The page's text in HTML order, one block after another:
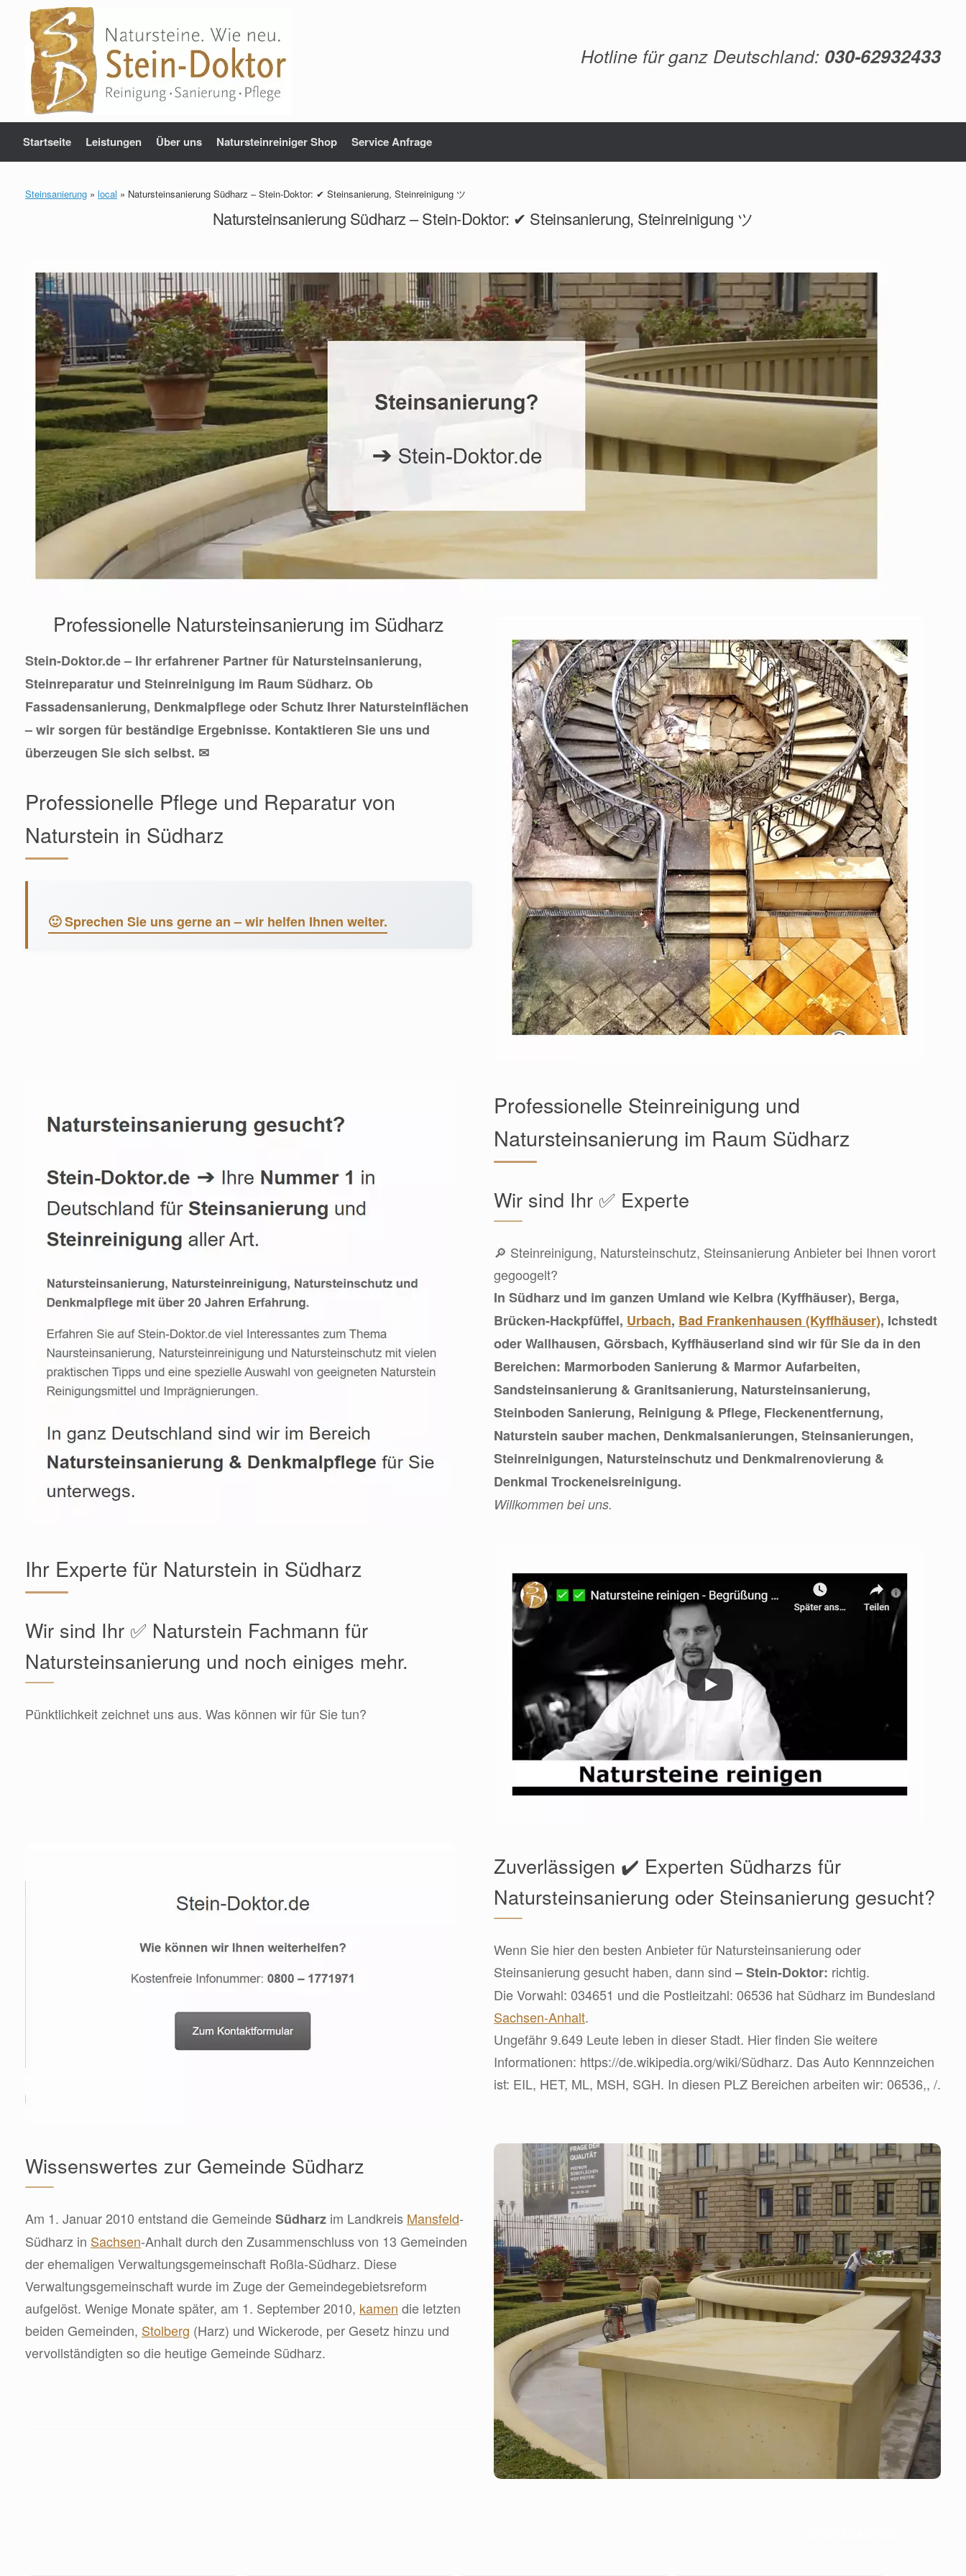
springen
Hotline für ganz Deutschland: 030-62932433
Startseite Leistungen Über uns Natursteinreiniger Shop Service Anfrage
Steinsanierung » local » Natursteinsanierung Südharz – Stein-Doktor: ✔ Steinsanierung, Steinreinigung ツ
Natursteinsanierung Südharz – Stein-Doktor: ✔ Steinsanierung, Steinreinigung ツ
Professionelle Natursteinsanierung im Südharz
Stein-Doktor.de – Ihr erfahrener Partner für Natursteinsanierung,
Steinreparatur und Steinreinigung im Raum Südharz. Ob
Fassadensanierung, Denkmalpflege oder Schutz Ihrer Natursteinflächen
– wir sorgen für beständige Ergebnisse. Kontaktieren Sie uns und
überzeugen Sie sich selbst. ✉
Professionelle Pflege und Reparatur von
Naturstein in Südharz
🙂 Sprechen Sie uns gerne an – wir helfen Ihnen weiter.
Professionelle Steinreinigung und
Natursteinsanierung im Raum Südharz
Wir sind Ihr ✅ Experte
🔎 Steinreinigung, Natursteinschutz, Steinsanierung Anbieter bei Ihnen vorort
gegoogelt?
In Südharz und im ganzen Umland wie Kelbra (Kyffhäuser), Berga,
Brücken-Hackpfüffel, Urbach, Bad Frankenhausen (Kyffhäuser), Ichstedt
oder Wallhausen, Görsbach, Kyffhäuserland sind wir für Sie da in den
Bereichen: Marmorboden Sanierung & Marmor Aufarbeiten,
Sandsteinsanierung & Granitsanierung, Natursteinsanierung,
Steinboden Sanierung, Reinigung & Pflege, Fleckenentfernung,
Naturstein sauber machen, Denkmalsanierungen, Steinsanierungen,
Steinreinigungen, Natursteinschutz und Denkmalrenovierung &
Denkmal Trockeneisreinigung.
Willkommen bei uns.
Ihr Experte für Naturstein in Südharz
Wir sind Ihr ✅ Naturstein Fachmann für
Natursteinsanierung und noch einiges mehr.
Pünktlichkeit zeichnet uns aus. Was können wir für Sie tun?
Zuverlässigen ✔️ Experten Südharzs für
Natursteinsanierung oder Steinsanierung gesucht?
Wenn Sie hier den besten Anbieter für Natursteinsanierung oder
Steinsanierung gesucht haben, dann sind– Stein-Doktor: richtig.
Die Vorwahl: 034651 und die Postleitzahl: 06536 hat Südharz im Bundesland
Sachsen-Anhalt.
Ungefähr 9.649 Leute leben in dieser Stadt. Hier finden Sie weitere
Informationen: https://de.wikipedia.org/wiki/Südharz. Das Auto Kennnzeichen
ist: EIL, HET, ML, MSH, SGH. In diesen PLZ Bereichen arbeiten wir: 06536,, /.
Wissenswertes zur Gemeinde Südharz
Am 1. Januar 2010 entstand die GemeindeSüdharz im Landkreis Mansfeld-
Südharz in Sachsen-Anhalt durch den Zusammenschluss von 13 Gemeinden
der ehemaligen Verwaltungsgemeinschaft Roßla-Südharz. Diese
Verwaltungsgemeinschaft wurde im Zuge der Gemeindegebietsreform
aufgelöst. Wenige Monate später, am 1. September 2010, kamen die letzten
beiden Gemeinden, Stolberg (Harz) und Wickerode, per Gesetz hinzu und
vervollständigten so die heutige Gemeinde Südharz.